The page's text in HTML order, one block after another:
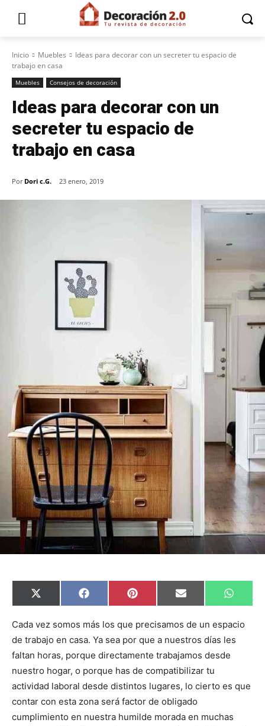
Inicio Muebles
Ideas para decorar con un secreter tu espacio de
trabajo en casa
Muebles Consejos de decoración
Ideas para decorar con un
secreter tu espacio de
trabajo en casa
Por Dori c.G. 23 enero, 2019
C
o
p
r
i
r
e
n
X
(
w
t
t
e
r
)
C
o
p
r
i
r
e
n
F
a
e
o
o
k
C
o
p
a
r
i
r
e
n
P
i
t
e
r
e
s
t
C
o
p
r
i
r
e
n
E
m
i
C
o
p
r
n
W
h
t
A
Cada vez somos más los que precisamos de un espacio
de trabajo en casa. Ya sea por que a nuestros días les
faltan horas, porque directamente trabajamos desde
nuestro hogar, o porque has de compatibilizar tu
actividad laboral desde distintos lugares, lo cierto es que
contar con esta zona será factor de obligado
cumplimiento en nuestra humilde morada en muchas